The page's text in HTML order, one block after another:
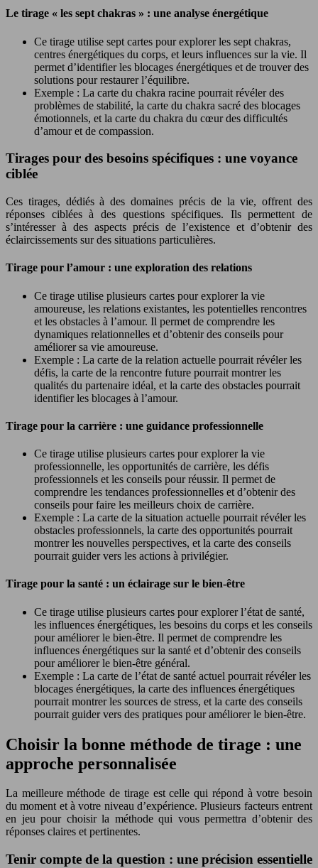
Le tirage « les sept chakras » : une analyse énergétique
Ce tirage utilise sept cartes pour explorer les sept chakras,
centres énergétiques du corps, et leurs influences sur la vie. Il
permet d’identifier les blocages énergétiques et de trouver des
solutions pour restaurer l’équilibre.
Exemple : La carte du chakra racine pourrait révéler des
problèmes de stabilité, la carte du chakra sacré des blocages
émotionnels, et la carte du chakra du cœur des difficultés
d’amour et de compassion.
Tirages pour des besoins spécifiques : une voyance
ciblée
Ces tirages, dédiés à des domaines précis de la vie, offrent des
réponses ciblées à des questions spécifiques. Ils permettent de
s’intéresser à des aspects précis de l’existence et d’obtenir des
éclaircissements sur des situations particulières.
Tirage pour l’amour : une exploration des relations
Ce tirage utilise plusieurs cartes pour explorer la vie
amoureuse, les relations existantes, les potentielles rencontres
et les obstacles à l’amour. Il permet de comprendre les
dynamiques relationnelles et d’obtenir des conseils pour
améliorer sa vie amoureuse.
Exemple : La carte de la relation actuelle pourrait révéler les
défis, la carte de la rencontre future pourrait montrer les
qualités du partenaire idéal, et la carte des obstacles pourrait
identifier les blocages à l’amour.
Tirage pour la carrière : une guidance professionnelle
Ce tirage utilise plusieurs cartes pour explorer la vie
professionnelle, les opportunités de carrière, les défis
professionnels et les conseils pour réussir. Il permet de
comprendre les tendances professionnelles et d’obtenir des
conseils pour faire les meilleurs choix de carrière.
Exemple : La carte de la situation actuelle pourrait révéler les
obstacles professionnels, la carte des opportunités pourrait
montrer les nouvelles perspectives, et la carte des conseils
pourrait guider vers les actions à privilégier.
Tirage pour la santé : un éclairage sur le bien-être
Ce tirage utilise plusieurs cartes pour explorer l’état de santé,
les influences énergétiques, les besoins du corps et les conseils
pour améliorer le bien-être. Il permet de comprendre les
influences énergétiques sur la santé et d’obtenir des conseils
pour améliorer le bien-être général.
Exemple : La carte de l’état de santé actuel pourrait révéler les
blocages énergétiques, la carte des influences énergétiques
pourrait montrer les sources de stress, et la carte des conseils
pourrait guider vers des pratiques pour améliorer le bien-être.
Choisir la bonne méthode de tirage : une
approche personnalisée
La meilleure méthode de tirage est celle qui répond à votre besoin
du moment et à votre niveau d’expérience. Plusieurs facteurs entrent
en jeu pour choisir la méthode qui vous permettra d’obtenir des
réponses claires et pertinentes.
Tenir compte de la question : une précision essentielle